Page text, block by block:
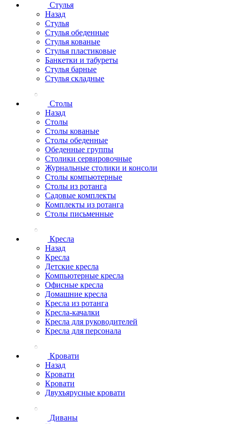
Стулья
Назад
Стулья
Стулья обеденные
Стулья кованые
Стулья пластиковые
Банкетки и табуреты
Стулья барные
Стулья складные
Столы
Назад
Столы
Столы кованые
Столы обеденные
Обеденные группы
Столики сервировочные
Журнальные столики и консоли
Столы компьютерные
Столы из ротанга
Садовые комплекты
Комплекты из ротанга
Столы письменные
Кресла
Назад
Кресла
Детские кресла
Компьютерные кресла
Офисные кресла
Домашние кресла
Кресла из ротанга
Кресла-качалки
Кресла для руководителей
Кресла для персонала
Кровати
Назад
Кровати
Кровати
Двухъярусные кровати
Диваны